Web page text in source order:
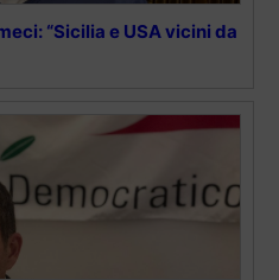
“Sicilia e USA vicini da